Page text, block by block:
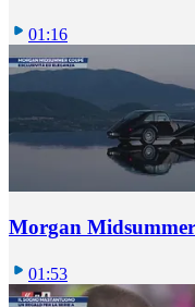
01:16
Morgan
01:53